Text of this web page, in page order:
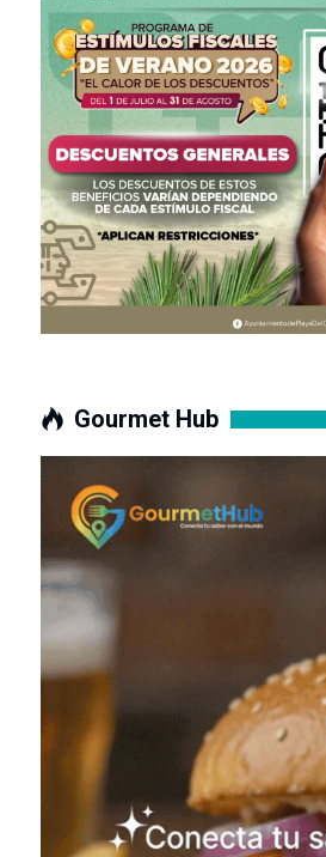
Gourmet Hub